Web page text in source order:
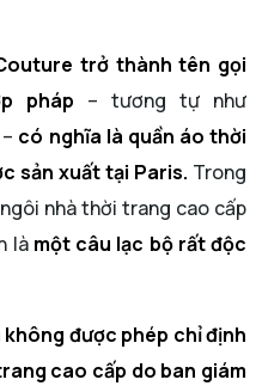
trở thành tên gọi
pháp – tương tự như
có nghĩa là quần áo thời
sản xuất tại Paris. Trong
nhà thời trang cao cấp
là một câu lạc bộ rất độc
không được phép chỉ định
cao cấp do ban giám